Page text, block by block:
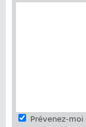
Prévenez-